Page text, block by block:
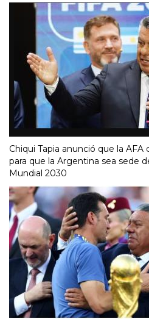
Chiqui Tapia anunció que la
para que la Argentina sea sede
Mundial 2030